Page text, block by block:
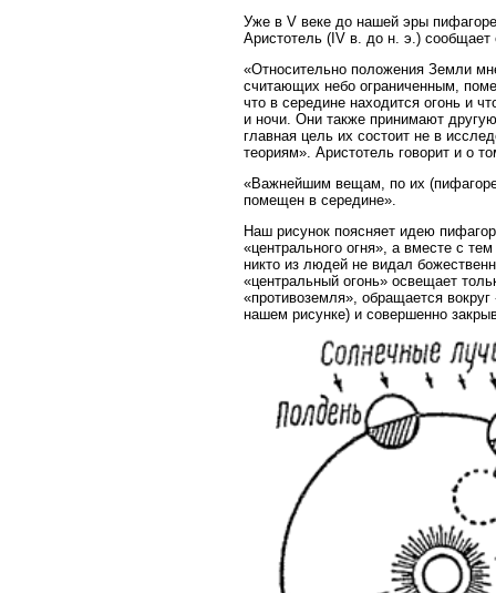
Уже в V веке до нашей эры
Аристотель (IV в. до н. э.)
«Относительно положения Земли
считающих небо ограниченным,
что в середине находится огонь и
и ночи. Они также принимают
главная цель их состоит не в
теориям». Аристотель говорит и о
«Важнейшим вещам, по их
помещен в середине».
Наш рисунок поясняет идею
«центрального огня», а вместе с
никто из людей не видал
«центральный огонь» освещает
«противоземля», обращается
нашем рисунке) и совершенно